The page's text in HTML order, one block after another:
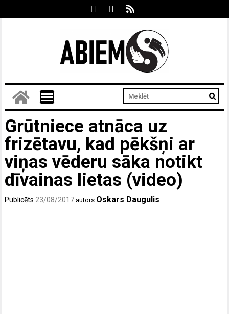
Grūtniece atnāca uz
frizētavu, kad pēkšņi ar
viņas vēderu sāka notikt
dīvainas lietas (video)
Publicēts 23/08/2017 autors Oskars Daugulis